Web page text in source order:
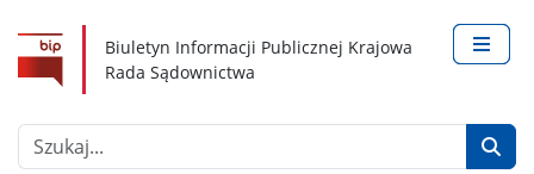
Biuletyn Informacji Publicznej Krajowa
Rada Sądownictwa
Szukaj